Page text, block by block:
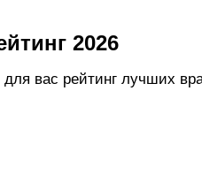
2026
вас рейтинг лучших